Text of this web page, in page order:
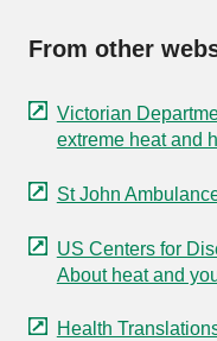
From other
Victorian
extreme heat and
St John
US Centers for
About heat and
Health